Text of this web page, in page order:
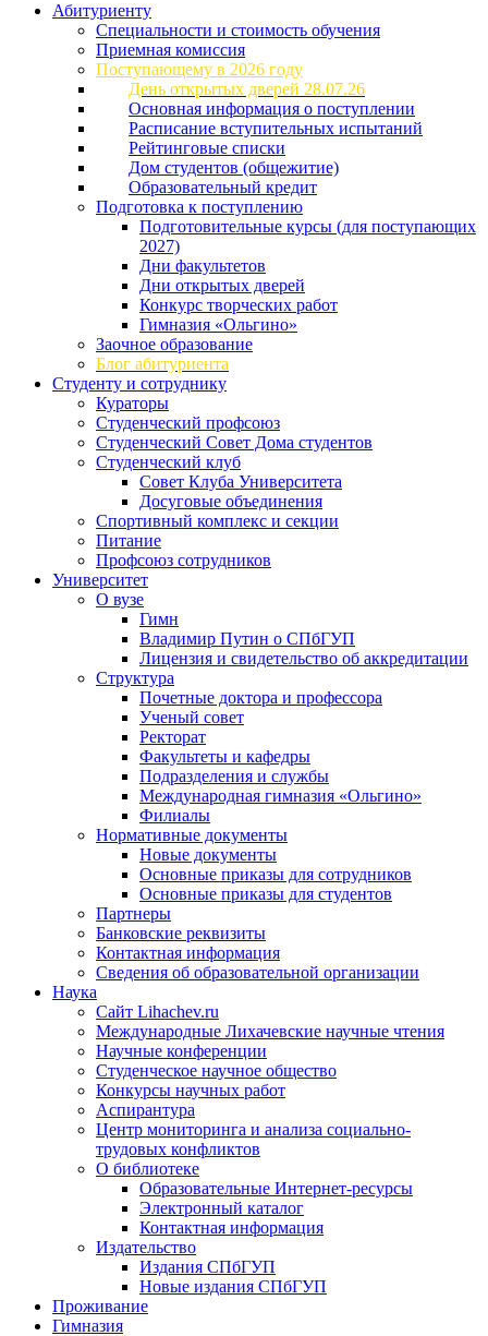
Абитуриенту
Специальности и стоимость обучения
Приемная комиссия
Поступающему в 2026 году
День открытых дверей 28.07.26
Основная информация о поступлении
Расписание вступительных испытаний
Рейтинговые списки
Дом студентов (общежитие)
Образовательный кредит
Подготовка к поступлению
Подготовительные курсы (для поступающих
2027)
Дни факультетов
Дни открытых дверей
Конкурс творческих работ
Гимназия «Ольгино»
Заочное образование
Блог абитуриента
Студенту и сотруднику
Кураторы
Студенческий профсоюз
Студенческий Совет Дома студентов
Студенческий клуб
Совет Клуба Университета
Досуговые объединения
Спортивный комплекс и секции
Питание
Профсоюз сотрудников
Университет
О вузе
Гимн
Владимир Путин о СПбГУП
Лицензия и свидетельство об аккредитации
Структура
Почетные доктора и профессора
Ученый совет
Ректорат
Факультеты и кафедры
Подразделения и службы
Международная гимназия «Ольгино»
Филиалы
Нормативные документы
Новые документы
Основные приказы для сотрудников
Основные приказы для студентов
Партнеры
Банковские реквизиты
Контактная информация
Сведения об образовательной организации
Наука
Сайт Lihachev.ru
Международные Лихачевские научные чтения
Научные конференции
Студенческое научное общество
Конкурсы научных работ
Аспирантура
Центр мониторинга и анализа социально-
трудовых конфликтов
О библиотеке
Образовательные Интернет-ресурсы
Электронный каталог
Контактная информация
Издательство
Издания СПбГУП
Новые издания СПбГУП
Проживание
Гимназия